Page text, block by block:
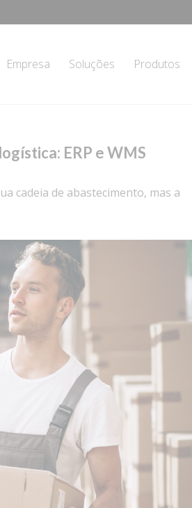
Empresa Soluções Produtos
ERP e WMS
cadeia de abastecimento, mas a